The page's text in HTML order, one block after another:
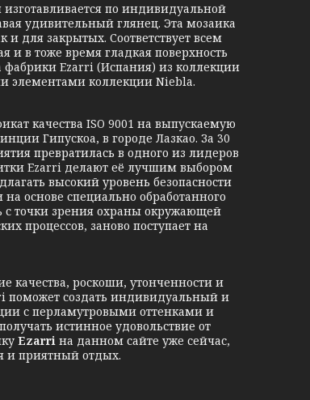
изготавливается по индивидуальной
удивительный глянец. Эта мозаика
для закрытых. Соответствует всем
в тоже время гладкая поверхность
фабрики Ezarri (Испания) из коллекции
элементами коллекции Niebla.
качества ISO 9001 на выпускаемую
Гипускоа, в городе Лазкао. За 30
превратилась в одного из лидеров
Ezarri делают её лучшим выбором
высокий уровень безопасности
основе специально обработанного
с точки зрения охраны окружающей
процессов, заново поступает на
роскоши, утонченности и
поможет создать индивидуальный и
с перламутровыми оттенками и
истинное удовольствие от
Ezarri на данном сайте уже сейчас,
и приятный отдых.